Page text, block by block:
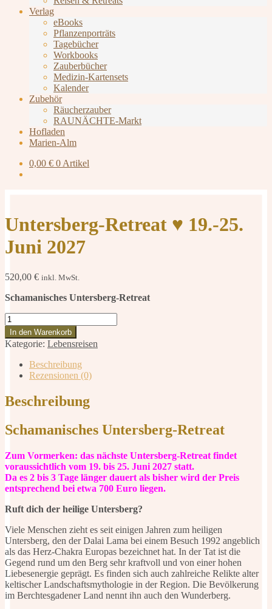
Verlag
eBooks
Pflanzenporträts
Tagebücher
Workbooks
Zauberbücher
Medizin-Kartensets
Kalender
Zubehör
Räucherzauber
RAUNÄCHTE-Markt
Hofladen
Marien-Alm
0,00 € 0 Artikel
Untersberg-Retreat ♥ 19.-25.
Juni 2027
520,00 € inkl. MwSt.
Schamanisches Untersberg-Retreat
Untersberg-
Retreat
♥
19.-25.
Juni
2027
Menge
In den Warenkorb
Kategorie: Lebensreisen
Beschreibung
Rezensionen (0)
Beschreibung
Schamanisches Untersberg-Retreat
Zum Vormerken: das nächste Untersberg-Retreat findet
voraussichtlich vom 19. bis 25. Juni 2027 statt.
Da es 2 bis 3 Tage länger dauert als bisher wird der Preis
entsprechend bei etwa 700 Euro liegen.
Ruft dich der heilige Untersberg?
Viele Menschen zieht es seit einigen Jahren zum heiligen
Untersberg, den der Dalai Lama bei einem Besuch 1992 angeblich
als das Herz-Chakra Europas bezeichnet hat. In der Tat ist die
Gegend rund um den Berg sehr kraftvoll und von einer hohen
Liebesenergie geprägt. Es finden sich auch zahlreiche Relikte alter
keltischer Landschaftsmythologie in der Region. Die Bevölkerung
im Berchtesgadener Land nennt ihn auch den Wunderberg.